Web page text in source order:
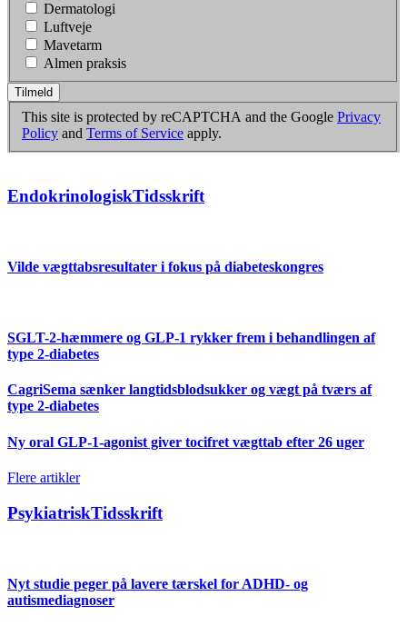
Dermatologi
Luftveje
Mavetarm
Almen praksis
Tilmeld
This site is protected by reCAPTCHA and the Google Privacy
Policy and Terms of Service apply.
EndokrinologiskTidsskrift
Vilde vægttabsresultater i fokus på diabeteskongres
SGLT-2-hæmmere og GLP-1 rykker frem i behandlingen af
type 2-diabetes
CagriSema sænker langtidsblodsukker og vægt på tværs af
type 2-diabetes
Ny oral GLP-1-agonist giver tocifret vægttab efter 26 uger
Flere artikler
PsykiatriskTidsskrift
Nyt studie peger på lavere tærskel for ADHD- og
autismediagnoser